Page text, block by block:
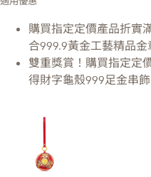
購買指定定價產品折實
合999.9黃金工藝精品金
雙重獎賞！購買指定定
得財字龜殼999足金串飾